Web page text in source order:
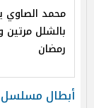
محمد الصاوي
بالشلل
رمضان
أبطال مسلسل